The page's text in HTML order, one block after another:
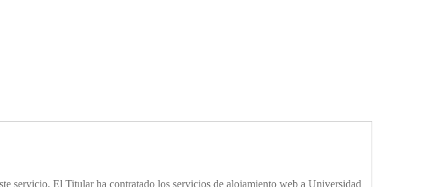
servicio. El Titular ha contratado los servicios de alojamiento web a Universidad